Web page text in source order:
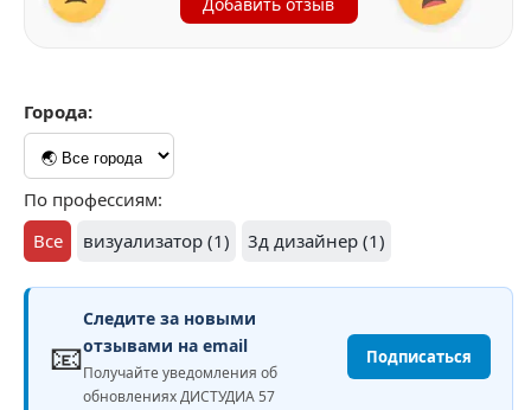
Города:
По профессиям:
Все
визуализатор (1) 3д дизайнер (1)
📧
Следите за новыми
отзывами на email
Получайте уведомления об
обновлениях ДИСТУДИА 57
Подписаться